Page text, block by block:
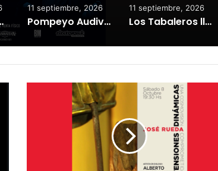
el Estadio Unión y Progreso
11 septiembre, 2026
Pompeyo Audivert llega al Teatro del Fuerte con la aclamada obra «Habitación Macbeth»
11 septiembre, 2026
Los Tabaleros llegan a Tandil con un show único en Glow